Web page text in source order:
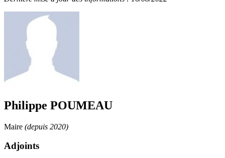
Philippe POUMEAU
Maire (depuis 2020)
Adjoints